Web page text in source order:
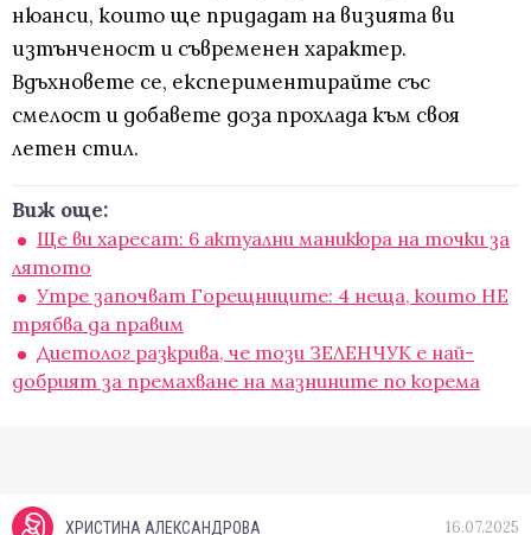
нюанси, които ще придадат на визията ви
изтънченост и съвременен характер.
Вдъхновете се, експериментирайте със
смелост и добавете доза прохлада към своя
летен стил.
Виж още:
Ще ви харесат: 6 актуални маникюра на точки за
лятото
Утре започват Горещниците: 4 неща, които НЕ
трябва да правим
Диетолог разкрива, че този ЗЕЛЕНЧУК е най-
добрият за премахване на мазнините по корема
ХРИСТИНА АЛЕКСАНДРОВА 16.07.2025